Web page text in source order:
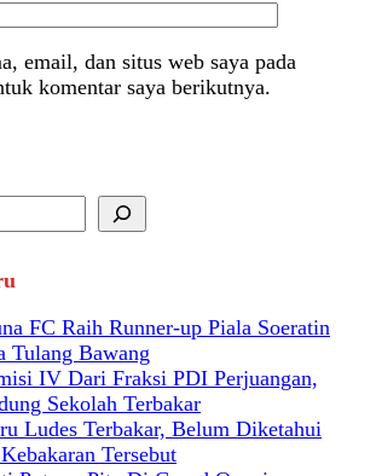
email, dan situs web saya pada
komentar saya berikutnya.
FC Raih Runner-up Piala Soeratin
Tulang Bawang
IV Dari Fraksi PDI Perjuangan,
Sekolah Terbakar
Ludes Terbakar, Belum Diketahui
Tersebut